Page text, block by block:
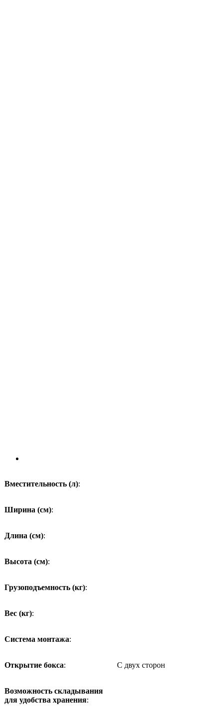
Вместительность (л):
Ширина (см):
Длина (см):
Высота (см):
Грузоподъемность (кг):
Вес (кг):
Система монтажа:
Открытие бокса: С двух сторон
Возможность складывания
для удобства хранения: